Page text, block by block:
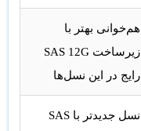
هم‌خوانی بهتر با
زیرساخت SAS 12G
رایج در این نسل‌ها
نسل جدیدتر با SAS